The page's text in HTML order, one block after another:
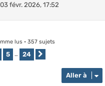
03 févr. 2026, 17:52
lus • 357 sujets
5 … 24
Aller à